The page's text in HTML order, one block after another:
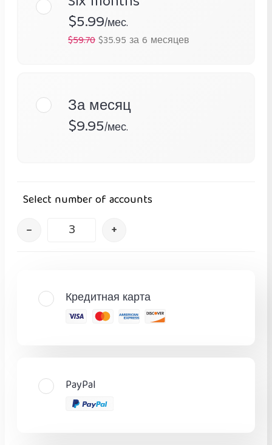
$5.99/мес.
$59.70$35.95 за 6 месяцев
За месяц
$9.95/мес.
Select number of accounts
– +
Кредитная карта
PayPal